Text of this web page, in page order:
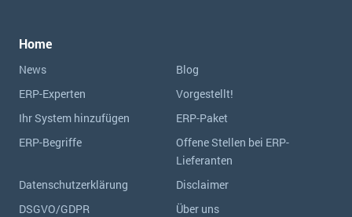
Home
News
Blog
ERP-Experten
Vorgestellt!
Ihr System hinzufügen
ERP-Paket
ERP-Begriffe
Offene Stellen bei ERP-
Lieferanten
Datenschutzerklärung
Disclaimer
DSGVO/GDPR
Über uns